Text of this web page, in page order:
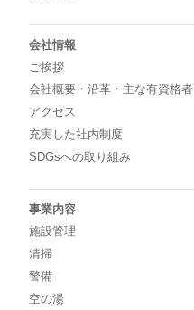
会社情報
ご挨拶
会社概要・沿革・主な有資格者
アクセス
充実した社内制度
SDGsへの取り組み
事業内容
施設管理
清掃
警備
空の湯